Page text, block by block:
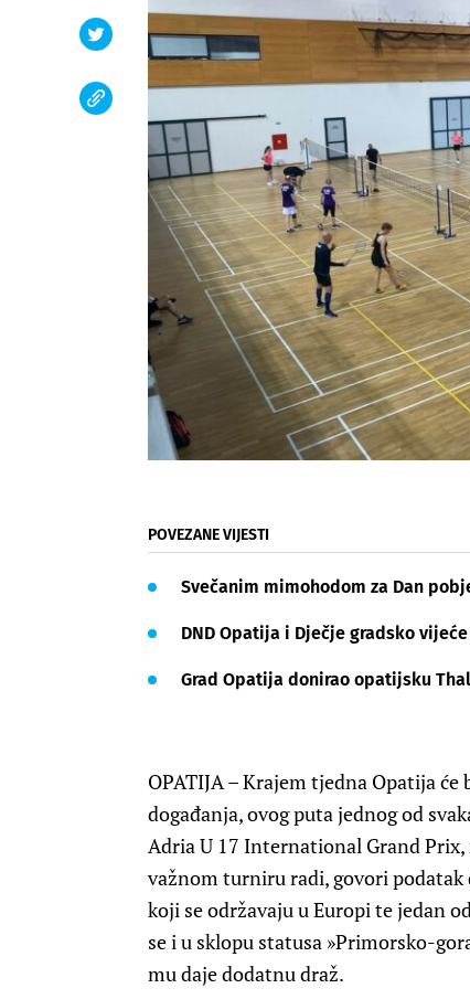
POVEZANE VIJESTI
Svečanim mimohodom za Dan
DND Opatija i Dječje gradsko
Grad Opatija donirao opatijsku
OPATIJA – Krajem tjedna Opatija
događanja, ovog puta jednog od
Adria U 17 International Grand
važnom turniru radi, govori
koji se održavaju u Europi te jedan
se i u sklopu statusa »Primorsko-
mu daje dodatnu draž.